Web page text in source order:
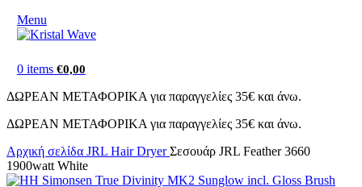
Menu
0 items €0,00
ΔΩΡΕΑΝ ΜΕΤΑΦΟΡΙΚΑ για παραγγελίες 35€ και άνω.
ΔΩΡΕΑΝ ΜΕΤΑΦΟΡΙΚΑ για παραγγελίες 35€ και άνω.
Αρχική σελίδα JRL Hair DryerΣεσουάρ JRL Feather 3660
1900watt White